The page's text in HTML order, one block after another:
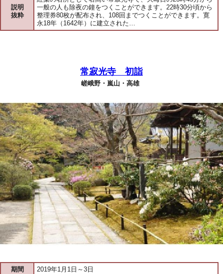
説明
抜粋
一般の人も除夜の鐘をつくことができます。22時30分頃から
整理券80枚が配布され、108回までつくことができます。寛
永18年（1642年）に建立された…
常寂光寺 初詣
嵯峨野・嵐山・高雄
期間 2019年1月1日～3日